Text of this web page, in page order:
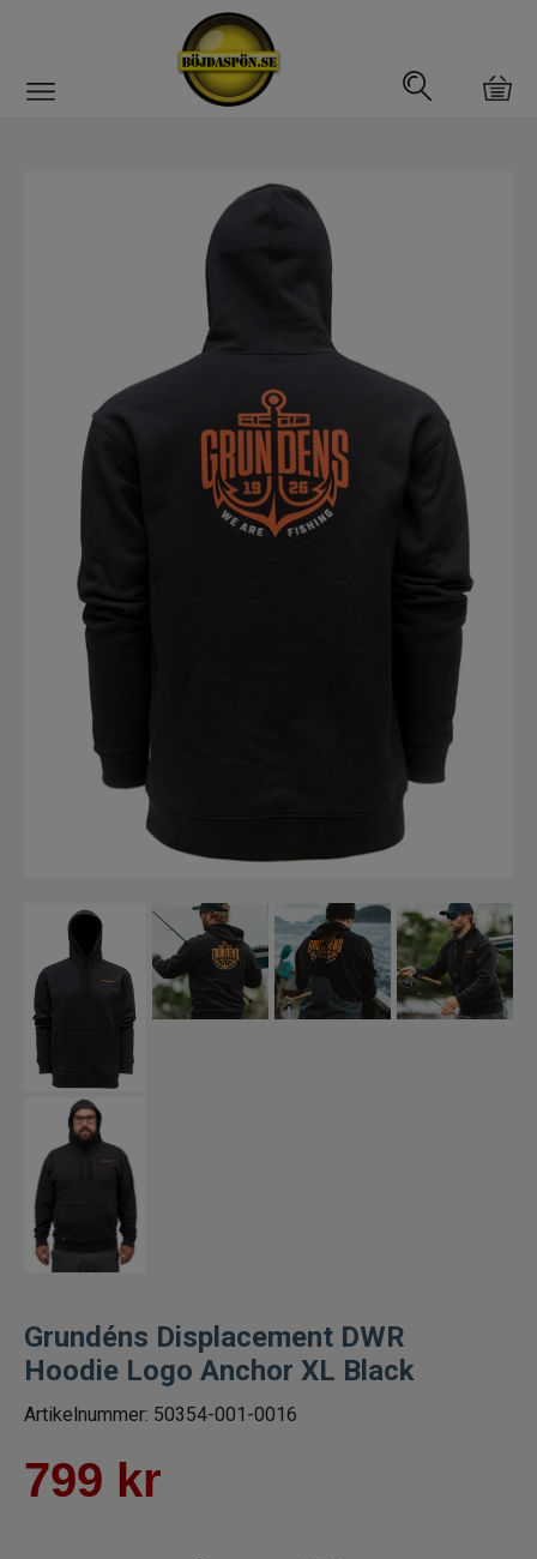
Fiskeset
Fiskedrag
Fiskelinor
Småplock
Tillbehör
Flugbindning
Kläder
Glasögon
Handskar
Jackor+byxor
Kepsar
Strumpor+sockor
T-Shirt, skjortor
Grundéns Displacement DWR
Hoodie Logo Anchor XL Black
Artikelnummer: 50354-001-0016
799 kr